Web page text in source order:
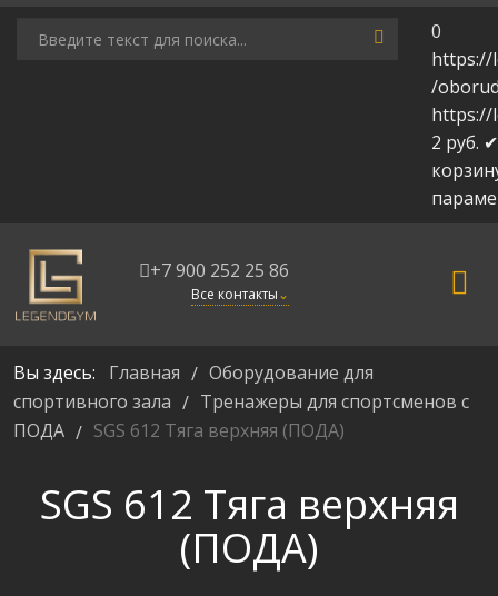
0
https://
/
https://
2 руб.
+7 900 252 25 86
Все контакты⌄
Вы здесь: Главная / Оборудование для
спортивного зала / Тренажеры для спортсменов с
ПОДА / SGS 612 Тяга верхняя (ПОДА)
SGS 612 Тяга верхняя
(ПОДА)